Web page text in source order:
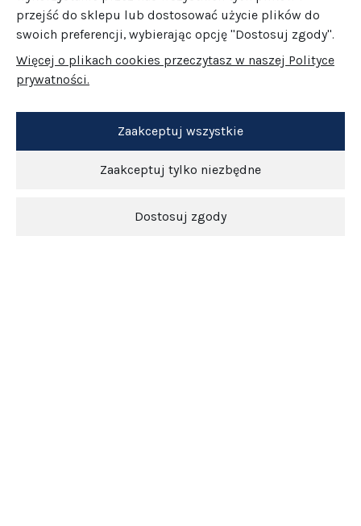
Ten produkt jest niedostępny.
przejść do sklepu lub dostosować użycie plików do
swoich preferencji, wybierając opcję "Dostosuj zgody".
Więcej o plikach cookies przeczytasz w naszej Polityce
prywatności.
Zaakceptuj tylko niezbędne
Dostosuj zgody
Zaakceptuj wszystkie